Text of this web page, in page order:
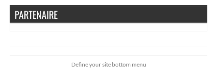
PARTENAIRE
Define your site bottom menu